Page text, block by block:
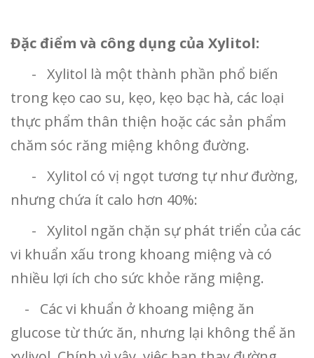
Đặc điểm và công dụng của Xylitol:
- Xylitol là một thành phần phổ biến
trong kẹo cao su, kẹo, kẹo bạc hà, các loại
thực phẩm thân thiện hoặc các sản phẩm
chăm sóc răng miệng không đường.
- Xylitol có vị ngọt tương tự như đường,
nhưng chứa ít calo hơn 40%:
- Xylitol ngăn chặn sự phát triển của các
vi khuẩn xấu trong khoang miệng và có
nhiều lợi ích cho sức khỏe răng miệng.
- Các vi khuẩn ở khoang miệng ăn
glucose từ thức ăn, nhưng lại không thể ăn